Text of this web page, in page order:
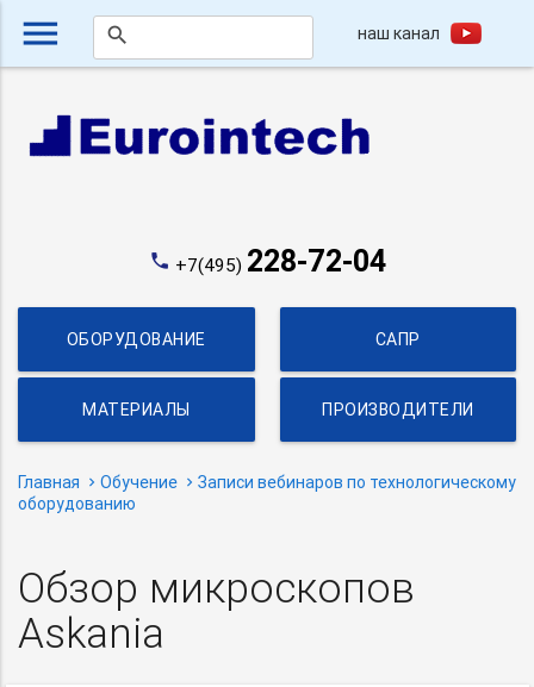
menu search наш канал
phone +7(495) 228-72-04
ОБОРУДОВАНИЕ САПР
МАТЕРИАЛЫ ПРОИЗВОДИТЕЛИ
Главная Обучение
Записи вебинаров по технологическому
оборудованию
Обзор микроскопов
Askania